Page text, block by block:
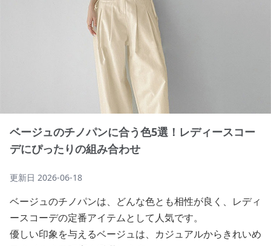
ベージュのチノパンに合う色5選！レディースコー
デにぴったりの組み合わせ
更新日 2026-06-18
ベージュのチノパンは、どんな色とも相性が良く、レディ
ースコーデの定番アイテムとして人気です。
優しい印象を与えるベージュは、カジュアルからきれいめ